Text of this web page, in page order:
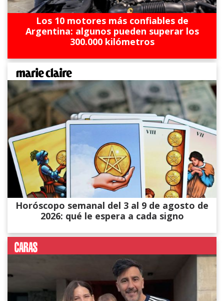
Los 10 motores más confiables de
Argentina: algunos pueden superar los
300.000 kilómetros
Horóscopo semanal del 3 al 9 de agosto de
2026: qué le espera a cada signo